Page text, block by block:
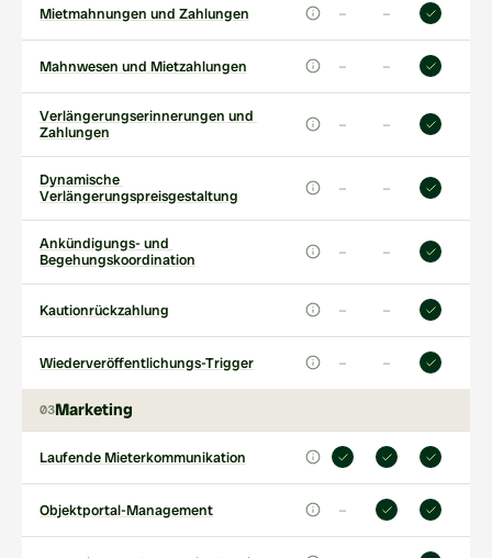
Mietmahnungen und Zahlungen – –
Mahnwesen und Mietzahlungen – –
Verlängerungserinnerungen und
Zahlungen
– –
Dynamische
Verlängerungspreisgestaltung
– –
Ankündigungs- und
Begehungskoordination
– –
Kautionrückzahlung – –
Wiederveröffentlichungs-Trigger – –
03Marketing
Laufende Mieterkommunikation
Objektportal-Management –